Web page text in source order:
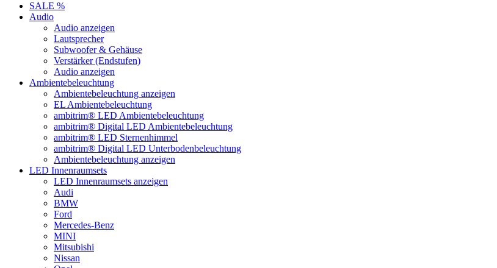
SALE %
Audio
Audio anzeigen
Lautsprecher
Subwoofer & Gehäuse
Verstärker (Endstufen)
Audio anzeigen
Ambientebeleuchtung
Ambientebeleuchtung anzeigen
EL Ambientebeleuchtung
ambitrim® LED Ambientebeleuchtung
ambitrim® Digital LED Ambientebeleuchtung
ambitrim® LED Sternenhimmel
ambitrim® Digital LED Unterbodenbeleuchtung
Ambientebeleuchtung anzeigen
LED Innenraumsets
LED Innenraumsets anzeigen
Audi
BMW
Ford
Mercedes-Benz
MINI
Mitsubishi
Nissan